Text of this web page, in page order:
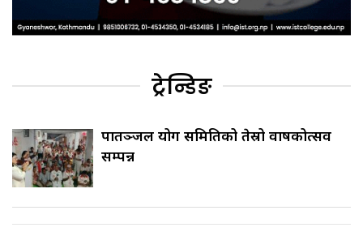
ट्रेन्डिङ
पातञ्जल योग समितिको तेस्रो वार्षिकोत्सव
सम्पन्न